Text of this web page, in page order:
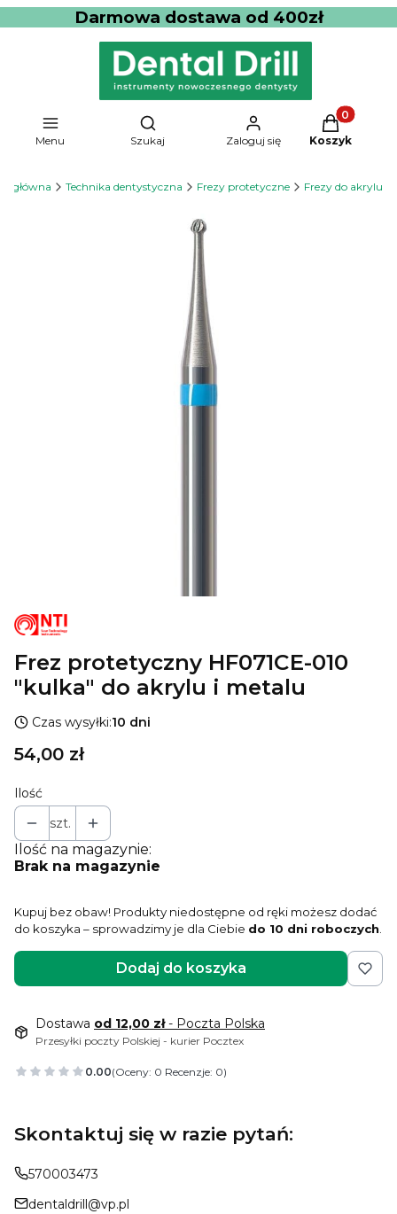
Darmowa dostawa od 400zł
Menu
Otwórz wyszukiwarkę
Szukaj Zaloguj się
Produkty w
Koszyk
główna Technika dentystyczna Frezy protetyczne Frezy do akrylu
Frez protetyczny HF071CE-010
"kulka" do akrylu i metalu
Czas wysyłki:10 dni
Cena
54,00 zł
Ilość
szt.
Ilość na magazynie:
Brak na magazynie
Kupuj bez obaw! Produkty niedostępne od ręki możesz dodać
do koszyka – sprowadzimy je dla Ciebie do 10 dni roboczych.
Dodaj do koszyka
Dostawa od 12,00 zł- Poczta Polska
Przesyłki poczty Polskiej - kurier Pocztex
0.00(Oceny: 0 Recenzje: 0)
Skontaktuj się w razie pytań:
570003473
dentaldrill@vp.pl